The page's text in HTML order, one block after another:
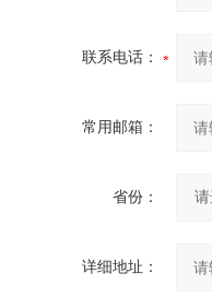
联系电话：
常用邮箱：
省份：
详细地址：